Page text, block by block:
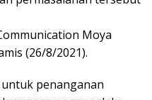
Moya
(26/8/2021).
penanganan